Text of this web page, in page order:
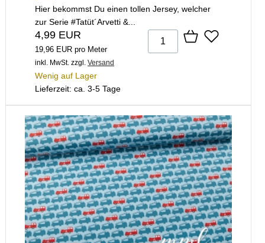
Hier bekommst Du einen tollen Jersey, welcher
zur Serie #Tatüt´Arvetti &...
4,99 EUR
19,96 EUR pro Meter
inkl. MwSt. zzgl. Versand
Wenig auf Lager
Lieferzeit: ca. 3-5 Tage